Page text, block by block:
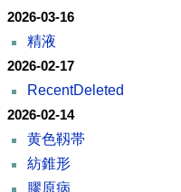
2026-03-16
精液
2026-02-17
RecentDeleted
2026-02-14
黄色靱帯
紡錐形
膠原病